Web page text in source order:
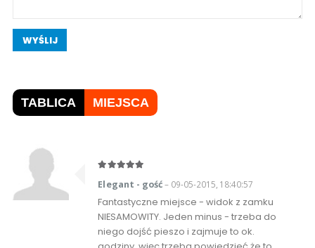
WYŚLIJ
TABLICA MIEJSCA
Elegant - gość– 09-05-2015, 18:40:57
Fantastyczne miejsce - widok z zamku
NIESAMOWITY. Jeden minus - trzeba do
niego dojść pieszo i zajmuje to ok.